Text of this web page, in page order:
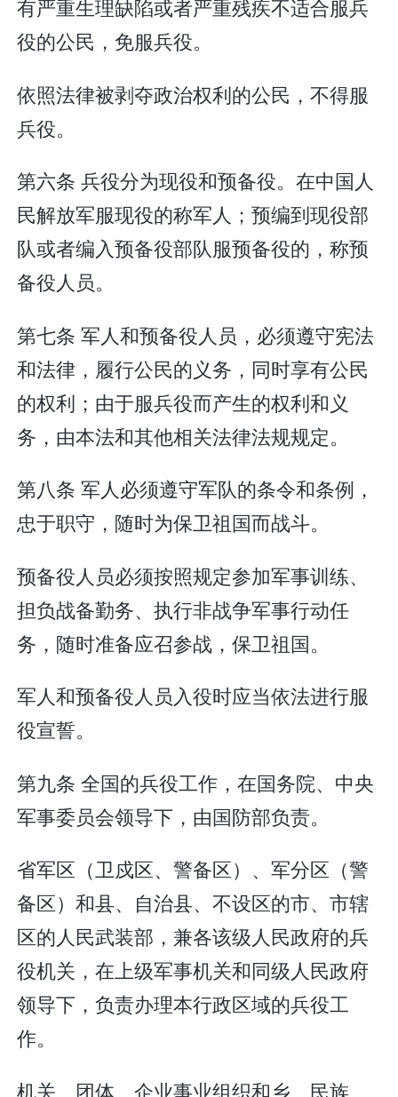
有严重生理缺陷或者严重残疾不适合服兵
役的公民，免服兵役。
依照法律被剥夺政治权利的公民，不得服
兵役。
第六条 兵役分为现役和预备役。在中国人
民解放军服现役的称军人；预编到现役部
队或者编入预备役部队服预备役的，称预
备役人员。
第七条 军人和预备役人员，必须遵守宪法
和法律，履行公民的义务，同时享有公民
的权利；由于服兵役而产生的权利和义
务，由本法和其他相关法律法规规定。
第八条 军人必须遵守军队的条令和条例，
忠于职守，随时为保卫祖国而战斗。
预备役人员必须按照规定参加军事训练、
担负战备勤务、执行非战争军事行动任
务，随时准备应召参战，保卫祖国。
军人和预备役人员入役时应当依法进行服
役宣誓。
第九条 全国的兵役工作，在国务院、中央
军事委员会领导下，由国防部负责。
省军区（卫戍区、警备区）、军分区（警
备区）和县、自治县、不设区的市、市辖
区的人民武装部，兼各该级人民政府的兵
役机关，在上级军事机关和同级人民政府
领导下，负责办理本行政区域的兵役工
作。
机关、团体、企业事业组织和乡、民族